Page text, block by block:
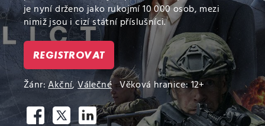
je nyní drženo jako rukojmí 10 000 osob, mezi
nimiž jsou i cizí státní příslušníci.
REGISTROVAT
Žánr:Akční,Válečné Věková hranice: 12+